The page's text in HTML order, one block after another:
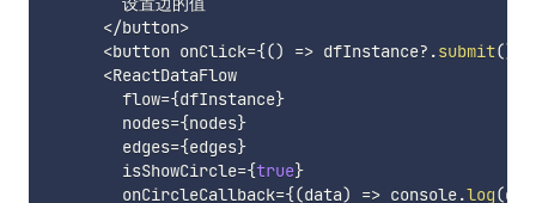
</button>
<button onClick={() => dfInstance?.submit()
<ReactDataFlow
        flow
={dfInstance}
        nodes
={nodes}
        edges
={edges}
        isShowCircle
={true}
        onCircleCallback
={(data) => console.log(